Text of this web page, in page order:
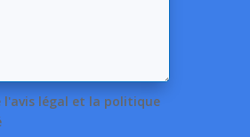
l'avis légal et la politique